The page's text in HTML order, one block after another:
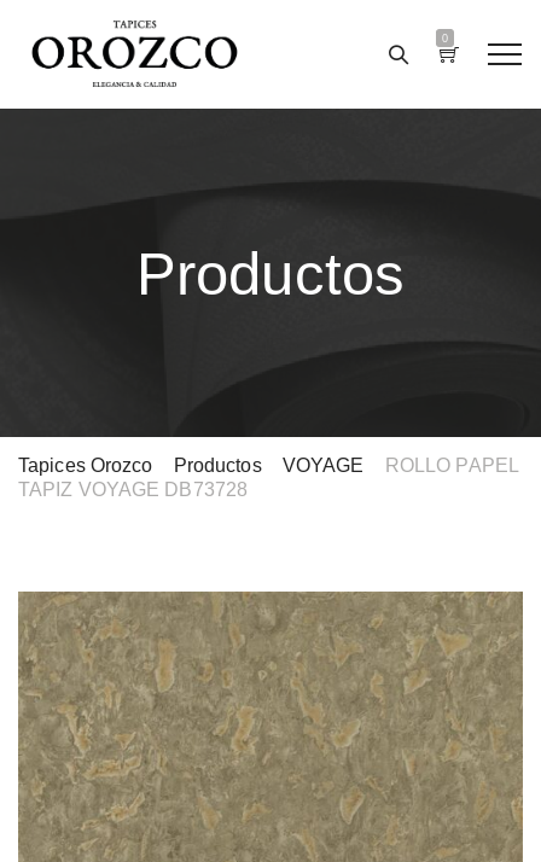
0
Productos
Tapices Orozco Productos> VOYAGE
ROLLO PAPEL
TAPIZ VOYAGE DB73728